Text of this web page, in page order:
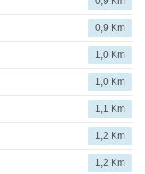
0,9 Km
1,0 Km
1,0 Km
1,1 Km
1,2 Km
1,2 Km